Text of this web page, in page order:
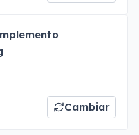
Cambiar